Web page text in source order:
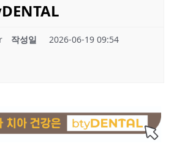
작성일 2026-06-19 09:54